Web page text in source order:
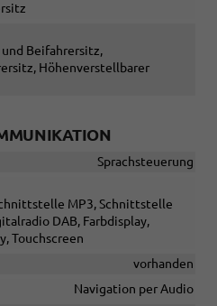
Beifahrersitz,
Höhenverstellbarer
Sprachsteuerung
MP3, Schnittstelle
DAB, Farbdisplay,
Touchscreen
vorhanden
Navigation per Audio